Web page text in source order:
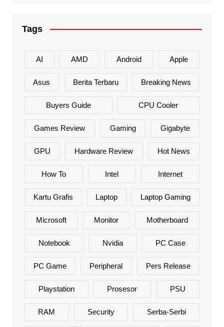
Tags
AI AMD Android Apple
Asus Berita Terbaru Breaking News
Buyers Guide CPU Cooler
Games Review Gaming Gigabyte
GPU Hardware Review Hot News
How To Intel Internet
Kartu Grafis Laptop Laptop Gaming
Microsoft Monitor Motherboard
Notebook Nvidia PC Case
PC Game Peripheral Pers Release
Playstation Prosesor PSU
RAM Security Serba-Serbi